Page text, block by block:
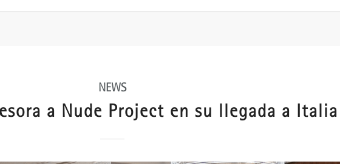
NEWS
a Nude Project en su llegada a Italia